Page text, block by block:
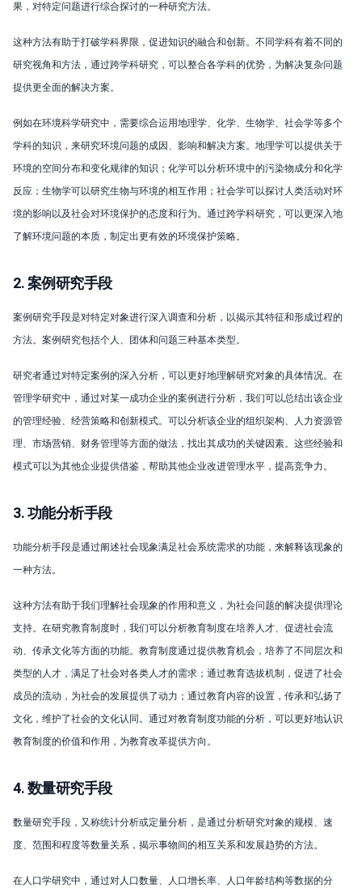
果，对特定问题进行综合探讨的一种研究方法。
这种方法有助于打破学科界限，促进知识的融合和创新。不同学科有着不同的
研究视角和方法，通过跨学科研究，可以整合各学科的优势，为解决复杂问题
提供更全面的解决方案。
例如在环境科学研究中，需要综合运用地理学、化学、生物学、社会学等多个
学科的知识，来研究环境问题的成因、影响和解决方案。地理学可以提供关于
环境的空间分布和变化规律的知识；化学可以分析环境中的污染物成分和化学
反应；生物学可以研究生物与环境的相互作用；社会学可以探讨人类活动对环
境的影响以及社会对环境保护的态度和行为。通过跨学科研究，可以更深入地
了解环境问题的本质，制定出更有效的环境保护策略。
2. 案例研究手段
案例研究手段是对特定对象进行深入调查和分析，以揭示其特征和形成过程的
方法。案例研究包括个人、团体和问题三种基本类型。
研究者通过对特定案例的深入分析，可以更好地理解研究对象的具体情况。在
管理学研究中，通过对某一成功企业的案例进行分析，我们可以总结出该企业
的管理经验、经营策略和创新模式。可以分析该企业的组织架构、人力资源管
理、市场营销、财务管理等方面的做法，找出其成功的关键因素。这些经验和
模式可以为其他企业提供借鉴，帮助其他企业改进管理水平，提高竞争力。
3. 功能分析手段
功能分析手段是通过阐述社会现象满足社会系统需求的功能，来解释该现象的
一种方法。
这种方法有助于我们理解社会现象的作用和意义，为社会问题的解决提供理论
支持。在研究教育制度时，我们可以分析教育制度在培养人才、促进社会流
动、传承文化等方面的功能。教育制度通过提供教育机会，培养了不同层次和
类型的人才，满足了社会对各类人才的需求；通过教育选拔机制，促进了社会
成员的流动，为社会的发展提供了动力；通过教育内容的设置，传承和弘扬了
文化，维护了社会的文化认同。通过对教育制度功能的分析，可以更好地认识
教育制度的价值和作用，为教育改革提供方向。
4. 数量研究手段
数量研究手段，又称统计分析或定量分析，是通过分析研究对象的规模、速
度、范围和程度等数量关系，揭示事物间的相互关系和发展趋势的方法。
在人口学研究中，通过对人口数量、人口增长率、人口年龄结构等数据的分